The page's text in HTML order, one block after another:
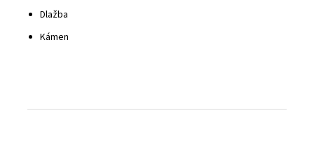
Dlažba
Kámen